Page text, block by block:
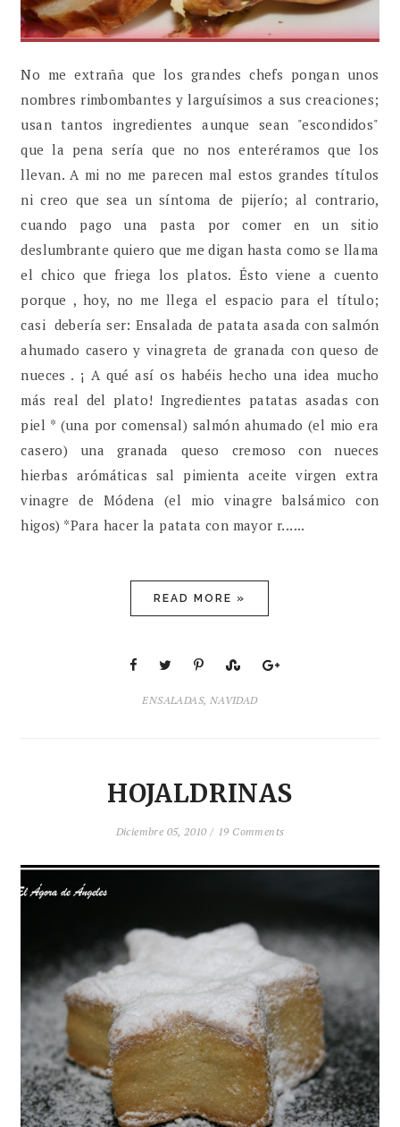
No me extraña que los grandes chefs pongan unos
nombres rimbombantes y larguísimos a sus creaciones;
usan tantos ingredientes aunque sean "escondidos"
que la pena sería que no nos enteréramos que los
llevan. A mi no me parecen mal estos grandes títulos
ni creo que sea un síntoma de pijerío; al contrario,
cuando pago una pasta por comer en un sitio
deslumbrante quiero que me digan hasta como se llama
el chico que friega los platos. Ésto viene a cuento
porque , hoy, no me llega el espacio para el título;
casi debería ser: Ensalada de patata asada con salmón
ahumado casero y vinagreta de granada con queso de
nueces . ¡ A qué así os habéis hecho una idea mucho
más real del plato! Ingredientes patatas asadas con
piel * (una por comensal) salmón ahumado (el mio era
casero) una granada queso cremoso con nueces
hierbas arómáticas sal pimienta aceite virgen extra
vinagre de Módena (el mio vinagre balsámico con
higos) *Para hacer la patata con mayor r......
READ MORE »
ENSALADAS, NAVIDAD
HOJALDRINAS
Diciembre 05, 2010 / 19 Comments